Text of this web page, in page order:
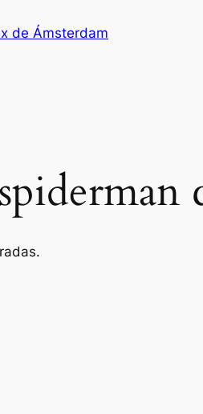
de Ámsterdam
spiderman